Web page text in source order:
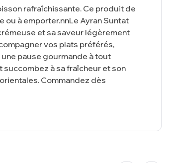
rafraîchissante. Ce produit de
à emporter.nnLe Ayran Suntat
et sa saveur légèrement
vos plats préférés,
pause gourmande à tout
à sa fraîcheur et son
Commandez dès